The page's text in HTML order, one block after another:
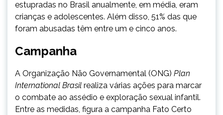
estupradas no Brasil anualmente, em média, eram
crianças e adolescentes. Além disso, 51% das que
foram abusadas têm entre um e cinco anos.
Campanha
A Organização Não Governamental (ONG) Plan
International Brasil realiza várias ações para marcar
o combate ao assédio e exploração sexual infantil.
Entre as medidas, figura a campanha Fato Certo